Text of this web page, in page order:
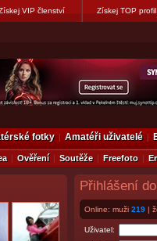
VIP členství Získej TOP profil
fotky Amatéři uživatelé
Ověření Soutěže Freefoto
Přihlášení
Online: muži 219|
Uživatel: